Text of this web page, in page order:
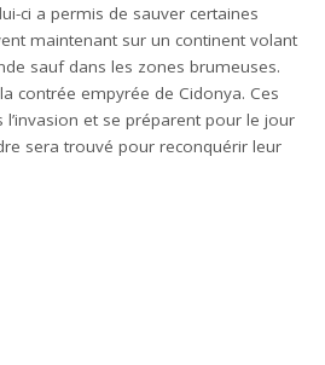
ci a permis de sauver certaines
maintenant sur un continent volant
sauf dans les zones brumeuses.
contrée empyrée de Cidonya. Ces
l’invasion et se préparent pour le jour
sera trouvé pour reconquérir leur